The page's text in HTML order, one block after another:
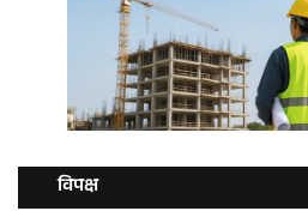
विपक्ष